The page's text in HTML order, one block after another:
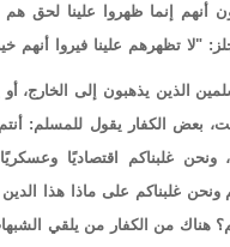
أنهم إنما ظهروا علينا لحق هم
"لا تظهرهم علينا فيروا أنهم
الذين يذهبون إلى الخارج، أو
بعض الكفار يقول للمسلم:
ونحن غلبناكم اقتصاديًا
غلبناكم على ماذا هذا الدين
هناك من الكفار من يلقي